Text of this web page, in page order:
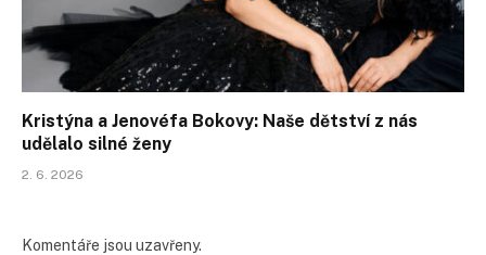
Kristýna a Jenovéfa Bokovy: Naše dětství z nás
udělalo silné ženy
2. 6. 2026
Komentáře jsou uzavřeny.